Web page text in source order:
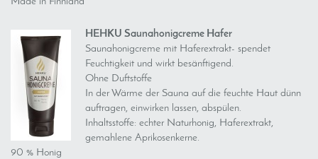
HEHKU Saunahonigcreme Hafer
Saunahonigcreme mit Haferextrakt- spendet
Feuchtigkeit und wirkt besänftigend.
Ohne Duftstoffe
In der Wärme der Sauna auf die feuchte Haut dünn
auftragen, einwirken lassen, abspülen.
Inhaltsstoffe: echter Naturhonig, Haferextrakt,
gemahlene Aprikosenkerne.
90 % Honig